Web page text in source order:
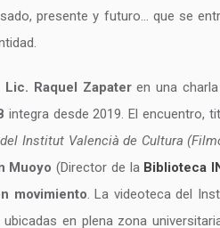
presente y futuro… que se
Lic. Raquel Zapateren una
integra desde 2019. El encuentro,
Institut Valencià de Cultura
Muoyo (Director de la Biblioteca
movimiento. La videoteca del
en plena zona